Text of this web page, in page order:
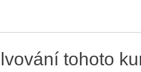
tohoto